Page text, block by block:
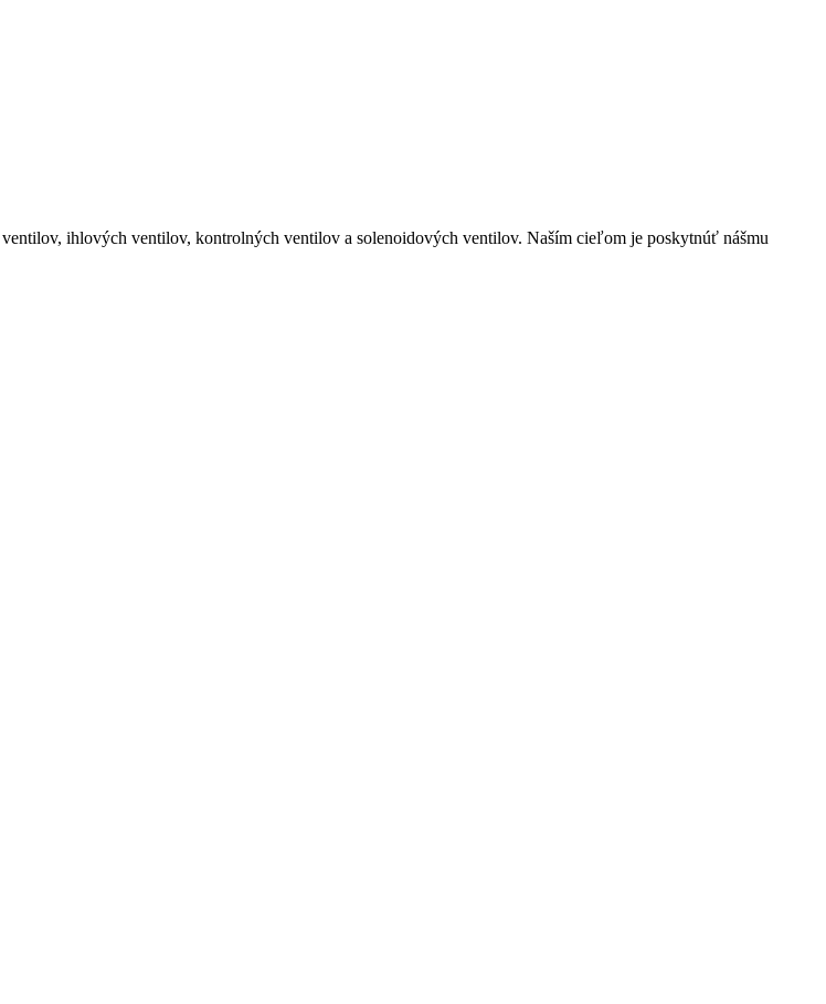
ihlových ventilov, kontrolných ventilov a solenoidových ventilov. Naším cieľom je poskytnúť nášmu